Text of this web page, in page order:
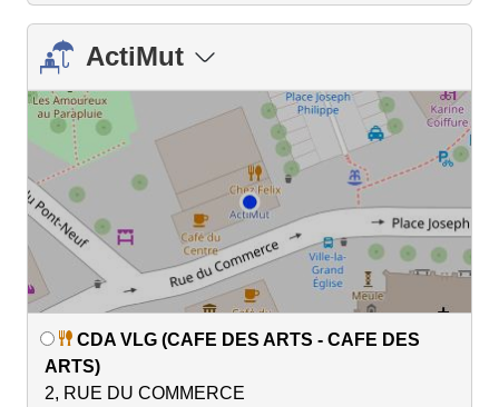
ActiMut
CDA VLG (CAFE DES ARTS - CAFE DES
ARTS)
2, RUE DU COMMERCE